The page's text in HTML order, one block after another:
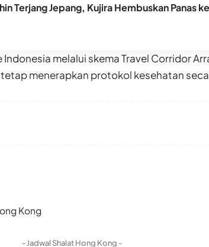
Terjang Jepang, Kujira Hembuskan Panas
Indonesia melalui skema Travel Corridor
menerapkan protokol kesehatan
Kong
- Jadwal Shalat Hong Kong -